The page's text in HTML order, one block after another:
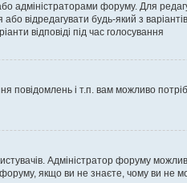
адміністраторами форуму. Для
будь-який з
відповіді під час голосування
і т.п. вам можливо
Адміністратор форуму
якщо ви не знаєте, чому ви не